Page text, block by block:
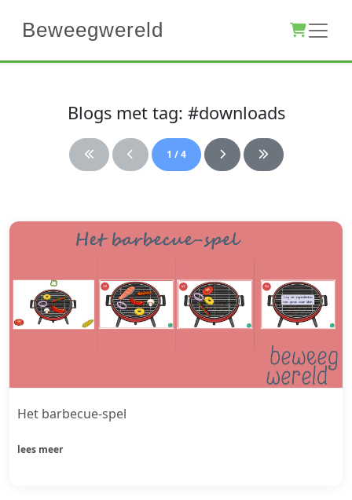
Beweegwereld
Blogs met tag: #downloads
1 / 4
Het barbecue-spel
lees meer